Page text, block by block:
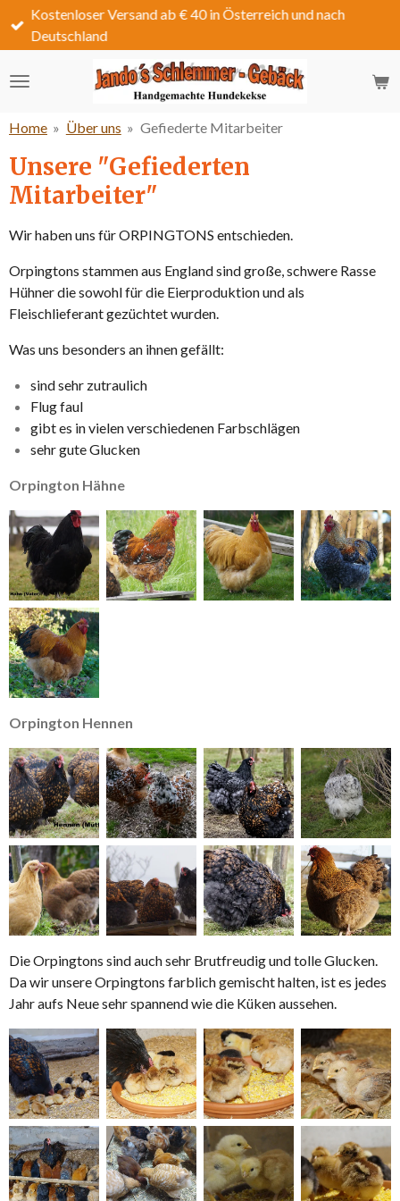
Zum
Hauptinhalt
Kostenloser Versand ab € 40 in Österreich und nach
Deutschland
Home » Über uns » Gefiederte Mitarbeiter
Unsere "Gefiederten
Mitarbeiter"
Wir haben uns für ORPINGTONS entschieden.
Orpingtons stammen aus England sind große, schwere Rasse
Hühner die sowohl für die Eierproduktion und als
Fleischlieferant gezüchtet wurden.
Was uns besonders an ihnen gefällt:
sind sehr zutraulich
Flug faul
gibt es in vielen verschiedenen Farbschlägen
sehr gute Glucken
Orpington Hähne
Orpington Hennen
Die Orpingtons sind auch sehr Brutfreudig und tolle Glucken.
Da wir unsere Orpingtons farblich gemischt halten, ist es jedes
Jahr aufs Neue sehr spannend wie die Küken aussehen.